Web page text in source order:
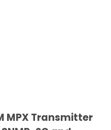
MPX Transmitter